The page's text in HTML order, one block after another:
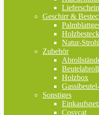
Geschirr &
Holzbesteck
Natur-
Zubehör
Holzbox
Sonstiges
Cosycat